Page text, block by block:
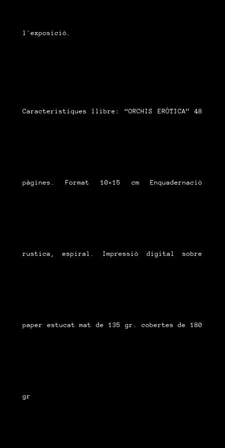
l`exposiciò.
Caracteristiques llibre: “ORCHIS ERÔTICA” 48
pàgines. Format 10×15 cm Enquadernaciò
rustica, espiral. Impressiò digital sobre
paper estucat mat de 135 gr. cobertes de 180
gr